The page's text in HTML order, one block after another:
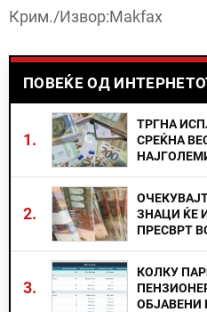
Крим./Извор:Makfax
ПОВЕЌЕ ОД
1.
ТРГНА
СРЕЌНА
2.
ЗНАЦИ ЌЕ
ПРЕСВРТ
3.
КОЛКУ
ОБЈАВЕНИ